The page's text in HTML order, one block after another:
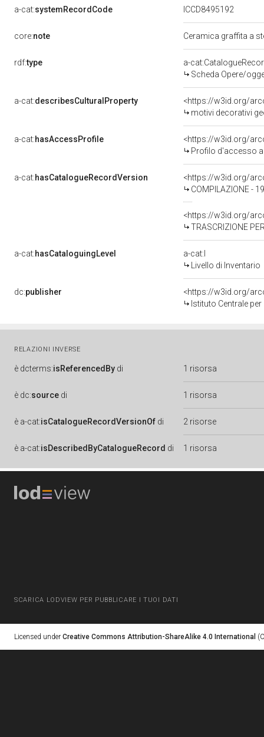
a-cat:systemRecordCode ICCD8495192
core:note Ceramica graffita a
rdf:type
a-
Scheda Opere/
a-cat:describesCulturalProperty
<https://w3id.org/
motivi decorativi
a-cat:hasAccessProfile
<https://w3id.org/
Profilo d'accesso
a-cat:hasCatalogueRecordVersion
<https://w3id.org/
COMPILAZIONE -
<https://w3id.org/
TRASCRIZIONE
a-cat:hasCataloguingLevel
a-cat:I
Livello di Inventario
dc:publisher
<https://w3id.org/
Istituto Centrale
RELAZIONI INVERSE
è dcterms:isReferencedBy di 1 risorsa
è dc:source di 1 risorsa
è a-cat:isCatalogueRecordVersionOf di 2 risorse
è a-cat:isDescribedByCatalogueRecord di 1 risorsa
SCARICA LODVIEW PER PUBBLICARE I TUOI DATI
Licensed under Creative Commons Attribution-ShareAlike 4.0 International